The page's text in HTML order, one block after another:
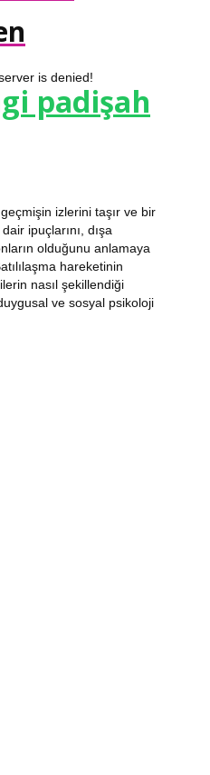
padişah
izlerini taşır ve bir
ipuçlarını, dışa
olduğunu anlamaya
hareketinin
nasıl şekillendiği
ve sosyal psikoloji
is denied!